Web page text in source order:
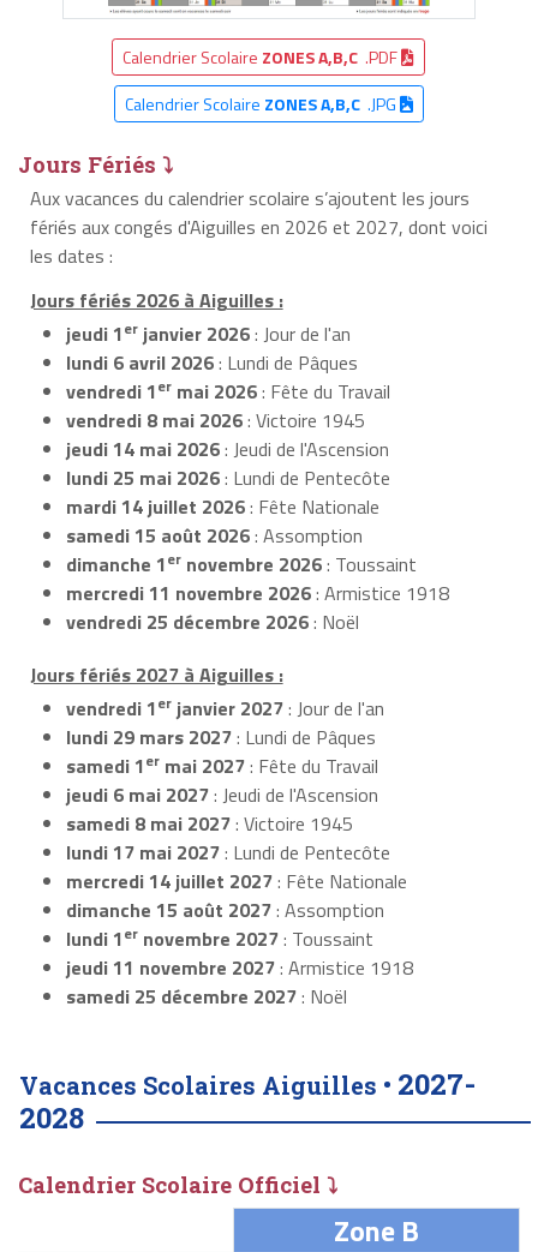
Calendrier Scolaire ZONES A,B,C .PDF
Calendrier Scolaire ZONES A,B,C.JPG
Jours Fériés ⤵
Aux vacances du calendrier scolaire s’ajoutent les jours
fériés aux congés d'Aiguilles en 2026 et 2027, dont voici
les dates :
Jours fériés 2026 à Aiguilles :
jeudi 1er janvier 2026: Jour de l'an
lundi 6 avril 2026: Lundi de Pâques
vendredi 1er mai 2026: Fête du Travail
vendredi 8 mai 2026: Victoire 1945
jeudi 14 mai 2026: Jeudi de l'Ascension
lundi 25 mai 2026: Lundi de Pentecôte
mardi 14 juillet 2026: Fête Nationale
samedi 15 août 2026: Assomption
dimanche 1er novembre 2026: Toussaint
mercredi 11 novembre 2026: Armistice 1918
vendredi 25 décembre 2026: Noël
Jours fériés 2027 à Aiguilles :
vendredi 1er janvier 2027: Jour de l'an
lundi 29 mars 2027: Lundi de Pâques
samedi 1er mai 2027: Fête du Travail
jeudi 6 mai 2027: Jeudi de l'Ascension
samedi 8 mai 2027: Victoire 1945
lundi 17 mai 2027: Lundi de Pentecôte
mercredi 14 juillet 2027: Fête Nationale
dimanche 15 août 2027: Assomption
lundi 1er novembre 2027: Toussaint
jeudi 11 novembre 2027: Armistice 1918
samedi 25 décembre 2027: Noël
Vacances Scolaires Aiguilles • 2027-
2028
Calendrier Scolaire Officiel ⤵
Zone B